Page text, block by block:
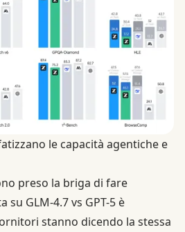
le capacità agentiche e
preso la briga di fare
su GLM-4.7 vs GPT-5 è
stanno dicendo la stessa